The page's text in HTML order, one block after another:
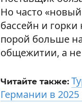
Но часто
бассейн и горки
порой больше
общежитии, а
Читайте также:
Германии в 2025